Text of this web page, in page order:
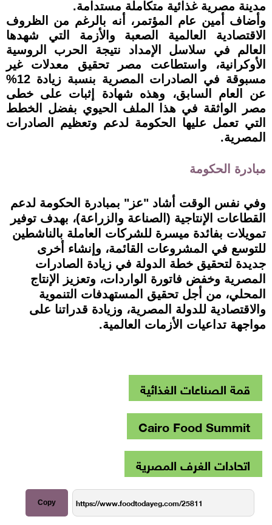
مدينة مصرية غذائية متكاملة مستدامة.
وأضاف أمين عام المؤتمر، أنه بالرغم من الظروف
الاقتصادية العالمية الصعبة والأزمة التي شهدها
العالم في سلاسل الإمداد نتيجة الحرب الروسية
الأوكرانية، واستطاعت مصر تحقيق معدلات غير
مسبوقة في الصادرات المصرية بنسبة زيادة 12%
عن العام السابق، وهذه شهادة إثبات على خطى
مصر الواثقة في هذا الملف الحيوي بفضل الخطط
التي تعمل عليها الحكومة لدعم وتعظيم الصادرات
المصرية.
مبادرة الحكومة
وفي نفس الوقت أشاد "عز" بمبادرة الحكومة لدعم
القطاعات الإنتاجية (الصناعة والزراعة)، بهدف توفير
تمويلات بفائدة ميسرة للشركات العاملة بالناشطين
للتوسع في المشروعات القائمة، وإنشاء أخرى
جديدة لتحقيق خطة الدولة في زيادة الصادرات
المصرية وخفض فاتورة الواردات، وتعزيز الإنتاج
المحلي، من أجل تحقيق المستهدفات التنموية
والاقتصادية للدولة المصرية، وزيادة قدراتنا على
مواجهة تداعيات الأزمات العالمية.
قمة الصناعات الغذائية
Cairo Food Summit
اتحادات الغرف المصرية
Copy